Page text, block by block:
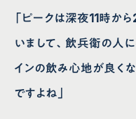
「ピークは深夜11時か
いまして、飲兵衛の人
インの飲み心地が良く
ですよね」